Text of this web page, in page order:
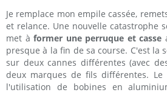
Je remplace mon empile cassée,
et relance. Une nouvelle catastrophe
met àformer une perruque et casse
presque à la fin de sa course. C'est la
sur deux cannes différentes (avec
deux marques de fils différentes.
l'utilisation de bobines en